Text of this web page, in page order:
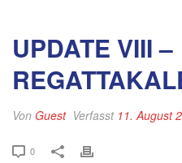
UPDATE VIII –
Von Guest Verfasst 11. August
0